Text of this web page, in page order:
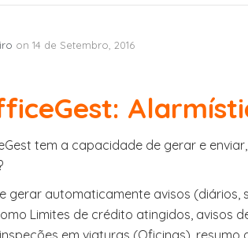
on 14 de Setembro, 2016
tem a capacidade de gerar e
gerar automaticamente avisos (diários,
Limites de crédito atingidos, avisos
em viaturas (Oficinas),